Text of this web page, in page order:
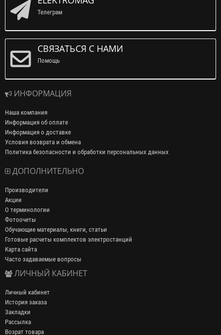
Телеграм
СВЯЗАТЬСЯ С НАМИ
Помощь
ИНФОРМАЦИЯ
Наша компания
Информация об оплате
Информация о доставке
Условия возврата и обмена
Политика безопасности и обработки персональных данных
ДОПОЛНИТЕЛЬНО
Производители
Акции
О терминологии
Фотоочеты
Обучающие материалы, книги, статьи
Готовые расчеты комплектов электростанций
Карта сайта
Часто задаваемые вопросы
ЛИЧНЫЙ КАБИНЕТ
Личный кабинет
История заказа
Закладки
Рассылка
Возрат товара